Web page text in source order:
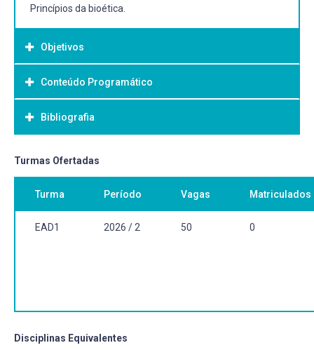
Princípios da bioética.
Objetivos
Objetivo Geral:
Proporcionar o estudo dos fundamentos da ética.
Analisar os princípios da bioética nos diversos casos.
Conteúdo Programático
Bibliografia
Bibliografia Básica:
CORTINA, A. ÈTICA.
Turmas Ofertadas
Turma Período Vagas Matriculados
EAD1 2026 / 2 50 0
Disciplinas Equivalentes